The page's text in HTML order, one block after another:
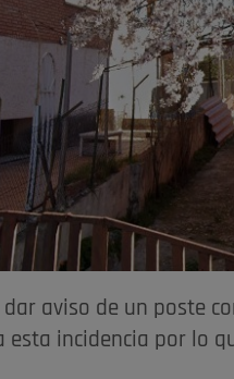
aviso de un poste
esta incidencia por lo